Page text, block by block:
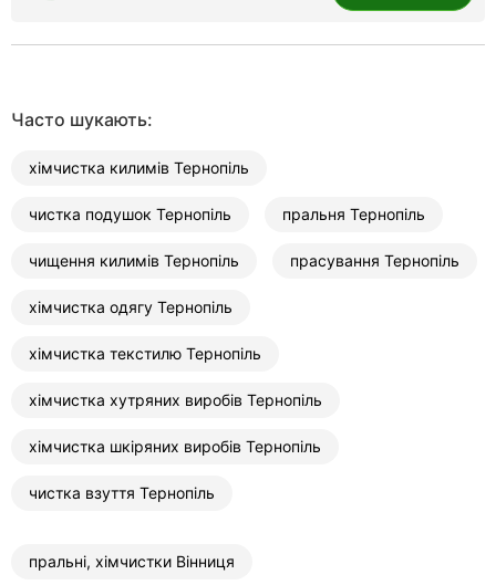
Часто шукають:
хімчистка килимів Тернопіль
чистка подушок Тернопіль пральня Тернопіль
чищення килимів Тернопіль прасування Тернопіль
хімчистка одягу Тернопіль
хімчистка текстилю Тернопіль
хімчистка хутряних виробів Тернопіль
хімчистка шкіряних виробів Тернопіль
чистка взуття Тернопіль
пральні, хімчистки Вінниця